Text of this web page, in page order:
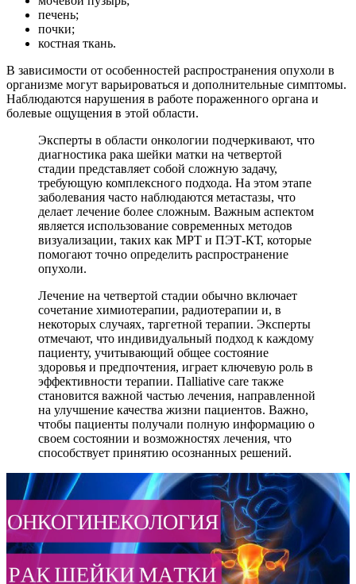
печень;
почки;
костная ткань.
В зависимости от особенностей распространения опухоли в
организме могут варьироваться и дополнительные симптомы.
Наблюдаются нарушения в работе пораженного органа и
болевые ощущения в этой области.
Эксперты в области онкологии подчеркивают, что
диагностика рака шейки матки на четвертой
стадии представляет собой сложную задачу,
требующую комплексного подхода. На этом этапе
заболевания часто наблюдаются метастазы, что
делает лечение более сложным. Важным аспектом
является использование современных методов
визуализации, таких как МРТ и ПЭТ-КТ, которые
помогают точно определить распространение
опухоли.
Лечение на четвертой стадии обычно включает
сочетание химиотерапии, радиотерапии и, в
некоторых случаях, таргетной терапии. Эксперты
отмечают, что индивидуальный подход к каждому
пациенту, учитывающий общее состояние
здоровья и предпочтения, играет ключевую роль в
эффективности терапии. Пalliative care также
становится важной частью лечения, направленной
на улучшение качества жизни пациентов. Важно,
чтобы пациенты получали полную информацию о
своем состоянии и возможностях лечения, что
способствует принятию осознанных решений.